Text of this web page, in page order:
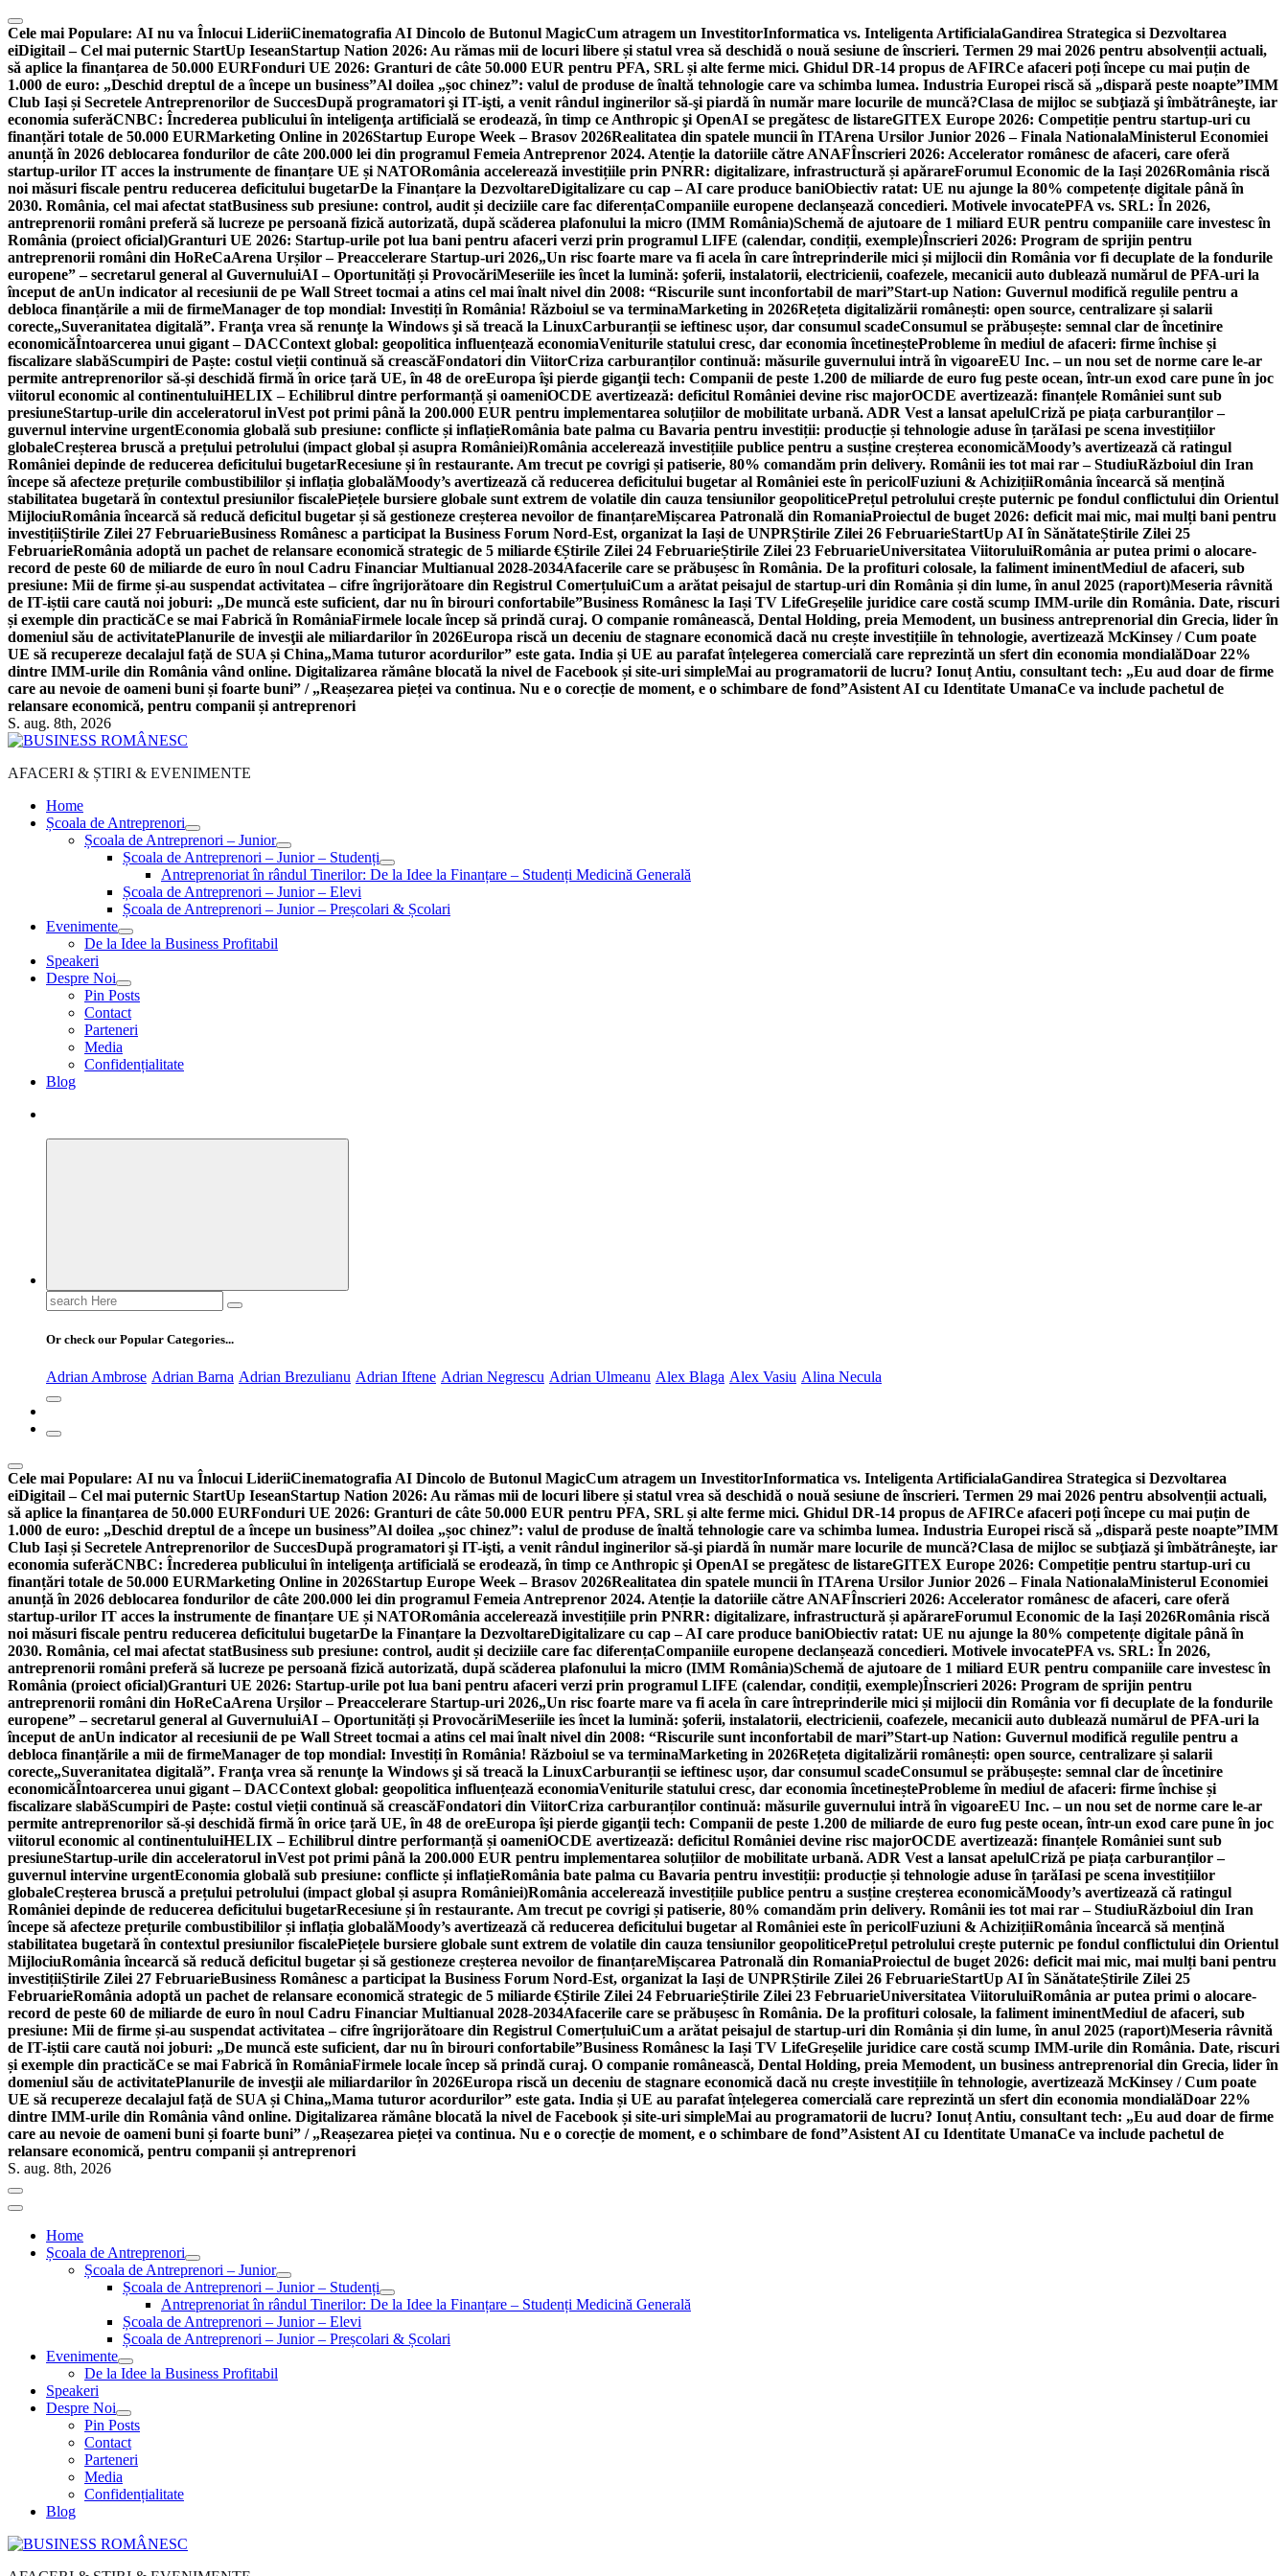
Skip
to
content
Cele mai Populare: AI nu va Înlocui LideriiCinematografia AI Dincolo de Butonul MagicCum atragem un InvestitorInformatica vs. Inteligenta ArtificialaGandirea Strategica si Dezvoltarea
eiDigitail – Cel mai puternic StartUp IeseanStartup Nation 2026: Au rămas mii de locuri libere și statul vrea să deschidă o nouă sesiune de înscrieri. Termen 29 mai 2026 pentru absolvenții actuali,
să aplice la finanțarea de 50.000 EURFonduri UE 2026: Granturi de câte 50.000 EUR pentru PFA, SRL și alte ferme mici. Ghidul DR-14 propus de AFIRCe afaceri poți începe cu mai puțin de
1.000 de euro: „Deschid dreptul de a începe un business”Al doilea „șoc chinez”: valul de produse de înaltă tehnologie care va schimba lumea. Industria Europei riscă să „dispară peste noapte”IMM
Club Iași și Secretele Antreprenorilor de SuccesDupă programatori şi IT-işti, a venit rândul inginerilor să-şi piardă în număr mare locurile de muncă?Clasa de mijloc se subţiază şi îmbătrâneşte, iar
economia suferăCNBC: Încrederea publicului în inteligenţa artificială se erodează, în timp ce Anthropic şi OpenAI se pregătesc de listareGITEX Europe 2026: Competiție pentru startup-uri cu
finanțări totale de 50.000 EURMarketing Online in 2026Startup Europe Week – Brasov 2026Realitatea din spatele muncii în ITArena Ursilor Junior 2026 – Finala NationalaMinisterul Economiei
anunță în 2026 deblocarea fondurilor de câte 200.000 lei din programul Femeia Antreprenor 2024. Atenție la datoriile către ANAFÎnscrieri 2026: Accelerator românesc de afaceri, care oferă
startup-urilor IT acces la instrumente de finanțare UE și NATORomânia accelerează investițiile prin PNRR: digitalizare, infrastructură și apărareForumul Economic de la Iași 2026România riscă
noi măsuri fiscale pentru reducerea deficitului bugetarDe la Finanțare la DezvoltareDigitalizare cu cap – AI care produce baniObiectiv ratat: UE nu ajunge la 80% competențe digitale până în
2030. România, cel mai afectat statBusiness sub presiune: control, audit și deciziile care fac diferențaCompaniile europene declanșează concedieri. Motivele invocatePFA vs. SRL: În 2026,
antreprenorii români preferă să lucreze pe persoană fizică autorizată, după scăderea plafonului la micro (IMM România)Schemă de ajutoare de 1 miliard EUR pentru companiile care investesc în
România (proiect oficial)Granturi UE 2026: Startup-urile pot lua bani pentru afaceri verzi prin programul LIFE (calendar, condiții, exemple)Înscrieri 2026: Program de sprijin pentru
antreprenorii români din HoReCaArena Urșilor – Preaccelerare Startup-uri 2026„Un risc foarte mare va fi acela în care întreprinderile mici și mijlocii din România vor fi decuplate de la fondurile
europene” – secretarul general al GuvernuluiAI – Oportunități și ProvocăriMeseriile ies încet la lumină: şoferii, instalatorii, electricienii, coafezele, mecanicii auto dublează numărul de PFA-uri la
început de anUn indicator al recesiunii de pe Wall Street tocmai a atins cel mai înalt nivel din 2008: “Riscurile sunt inconfortabil de mari”Start-up Nation: Guvernul modifică regulile pentru a
debloca finanțările a mii de firmeManager de top mondial: Investiți în România! Războiul se va terminaMarketing in 2026Rețeta digitalizării românești: open source, centralizare și salarii
corecte„Suveranitatea digitală”. Franţa vrea să renunţe la Windows şi să treacă la LinuxCarburanții se ieftinesc ușor, dar consumul scadeConsumul se prăbușește: semnal clar de încetinire
economicăÎntoarcerea unui gigant – DACContext global: geopolitica influențează economiaVeniturile statului cresc, dar economia încetineșteProbleme în mediul de afaceri: firme închise și
fiscalizare slabăScumpiri de Paște: costul vieții continuă să creascăFondatori din ViitorCriza carburanților continuă: măsurile guvernului intră în vigoareEU Inc. – un nou set de norme care le-ar
permite antreprenorilor să-și deschidă firmă în orice țară UE, în 48 de oreEuropa îşi pierde giganţii tech: Companii de peste 1.200 de miliarde de euro fug peste ocean, într-un exod care pune în joc
viitorul economic al continentuluiHELIX – Echilibrul dintre performanță și oameniOCDE avertizează: deficitul României devine risc majorOCDE avertizează: finanțele României sunt sub
presiuneStartup-urile din acceleratorul inVest pot primi până la 200.000 EUR pentru implementarea soluțiilor de mobilitate urbană. ADR Vest a lansat apelulCriză pe piața carburanților –
guvernul intervine urgentEconomia globală sub presiune: conflicte și inflațieRomânia bate palma cu Bavaria pentru investiții: producție și tehnologie aduse în țarăIasi pe scena investițiilor
globaleCreșterea bruscă a prețului petrolului (impact global și asupra României)România accelerează investițiile publice pentru a susține creșterea economicăMoody’s avertizează că ratingul
României depinde de reducerea deficitului bugetarRecesiune și în restaurante. Am trecut pe covrigi și patiserie, 80% comandăm prin delivery. Românii ies tot mai rar – StudiuRăzboiul din Iran
începe să afecteze prețurile combustibililor și inflația globalăMoody’s avertizează că reducerea deficitului bugetar al României este în pericolFuziuni & AchizițiiRomânia încearcă să mențină
stabilitatea bugetară în contextul presiunilor fiscalePiețele bursiere globale sunt extrem de volatile din cauza tensiunilor geopoliticePrețul petrolului crește puternic pe fondul conflictului din Orientul
MijlociuRomânia încearcă să reducă deficitul bugetar și să gestioneze creșterea nevoilor de finanțareMișcarea Patronală din RomaniaProiectul de buget 2026: deficit mai mic, mai mulți bani pentru
investițiiȘtirile Zilei 27 FebruarieBusiness Românesc a participat la Business Forum Nord-Est, organizat la Iași de UNPRȘtirile Zilei 26 FebruarieStartUp AI în SănătateȘtirile Zilei 25
FebruarieRomânia adoptă un pachet de relansare economică strategic de 5 miliarde €Știrile Zilei 24 FebruarieȘtirile Zilei 23 FebruarieUniversitatea ViitoruluiRomânia ar putea primi o alocare-
record de peste 60 de miliarde de euro în noul Cadru Financiar Multianual 2028-2034Afacerile care se prăbușesc în România. De la profituri colosale, la faliment iminentMediul de afaceri, sub
presiune: Mii de firme și-au suspendat activitatea – cifre îngrijorătoare din Registrul ComerțuluiCum a arătat peisajul de startup-uri din România și din lume, în anul 2025 (raport)Meseria râvnită
de IT-iștii care caută noi joburi: „De muncă este suficient, dar nu în birouri confortabile”Business Românesc la Iași TV LifeGreșelile juridice care costă scump IMM-urile din România. Date, riscuri
și exemple din practicăCe se mai Fabrică în RomâniaFirmele locale încep să prindă curaj. O companie românească, Dental Holding, preia Memodent, un business antreprenorial din Grecia, lider în
domeniul său de activitatePlanurile de invesţii ale miliardarilor în 2026Europa riscă un deceniu de stagnare economică dacă nu crește investițiile în tehnologie, avertizează McKinsey / Cum poate
UE să recupereze decalajul față de SUA și China„Mama tuturor acordurilor” este gata. India și UE au parafat înțelegerea comercială care reprezintă un sfert din economia mondialăDoar 22%
dintre IMM-urile din România vând online. Digitalizarea rămâne blocată la nivel de Facebook și site-uri simpleMai au programatorii de lucru? Ionuț Antiu, consultant tech: „Eu aud doar de firme
care au nevoie de oameni buni și foarte buni” / „Reașezarea pieței va continua. Nu e o corecție de moment, e o schimbare de fond”Asistent AI cu Identitate UmanaCe va include pachetul de
relansare economică, pentru companii și antreprenori
S. aug. 8th, 2026
AFACERI & ȘTIRI & EVENIMENTE
Home
Școala de Antreprenori
Școala de Antreprenori – Junior
Școala de Antreprenori – Junior – Studenți
Antreprenoriat în rândul Tinerilor: De la Idee la Finanțare – Studenți Medicină Generală
Școala de Antreprenori – Junior – Elevi
Școala de Antreprenori – Junior – Preșcolari & Școlari
Evenimente
De la Idee la Business Profitabil
Speakeri
Despre Noi
Pin Posts
Contact
Parteneri
Media
Confidențialitate
Blog
Search
for:
Or check our Popular Categories...
Adrian Ambrose Adrian Barna Adrian Brezulianu Adrian Iftene Adrian Negrescu Adrian Ulmeanu Alex Blaga Alex Vasiu Alina Necula
Cele mai Populare: AI nu va Înlocui LideriiCinematografia AI Dincolo de Butonul MagicCum atragem un InvestitorInformatica vs. Inteligenta ArtificialaGandirea Strategica si Dezvoltarea
eiDigitail – Cel mai puternic StartUp IeseanStartup Nation 2026: Au rămas mii de locuri libere și statul vrea să deschidă o nouă sesiune de înscrieri. Termen 29 mai 2026 pentru absolvenții actuali,
să aplice la finanțarea de 50.000 EURFonduri UE 2026: Granturi de câte 50.000 EUR pentru PFA, SRL și alte ferme mici. Ghidul DR-14 propus de AFIRCe afaceri poți începe cu mai puțin de
1.000 de euro: „Deschid dreptul de a începe un business”Al doilea „șoc chinez”: valul de produse de înaltă tehnologie care va schimba lumea. Industria Europei riscă să „dispară peste noapte”IMM
Club Iași și Secretele Antreprenorilor de SuccesDupă programatori şi IT-işti, a venit rândul inginerilor să-şi piardă în număr mare locurile de muncă?Clasa de mijloc se subţiază şi îmbătrâneşte, iar
economia suferăCNBC: Încrederea publicului în inteligenţa artificială se erodează, în timp ce Anthropic şi OpenAI se pregătesc de listareGITEX Europe 2026: Competiție pentru startup-uri cu
finanțări totale de 50.000 EURMarketing Online in 2026Startup Europe Week – Brasov 2026Realitatea din spatele muncii în ITArena Ursilor Junior 2026 – Finala NationalaMinisterul Economiei
anunță în 2026 deblocarea fondurilor de câte 200.000 lei din programul Femeia Antreprenor 2024. Atenție la datoriile către ANAFÎnscrieri 2026: Accelerator românesc de afaceri, care oferă
startup-urilor IT acces la instrumente de finanțare UE și NATORomânia accelerează investițiile prin PNRR: digitalizare, infrastructură și apărareForumul Economic de la Iași 2026România riscă
noi măsuri fiscale pentru reducerea deficitului bugetarDe la Finanțare la DezvoltareDigitalizare cu cap – AI care produce baniObiectiv ratat: UE nu ajunge la 80% competențe digitale până în
2030. România, cel mai afectat statBusiness sub presiune: control, audit și deciziile care fac diferențaCompaniile europene declanșează concedieri. Motivele invocatePFA vs. SRL: În 2026,
antreprenorii români preferă să lucreze pe persoană fizică autorizată, după scăderea plafonului la micro (IMM România)Schemă de ajutoare de 1 miliard EUR pentru companiile care investesc în
România (proiect oficial)Granturi UE 2026: Startup-urile pot lua bani pentru afaceri verzi prin programul LIFE (calendar, condiții, exemple)Înscrieri 2026: Program de sprijin pentru
antreprenorii români din HoReCaArena Urșilor – Preaccelerare Startup-uri 2026„Un risc foarte mare va fi acela în care întreprinderile mici și mijlocii din România vor fi decuplate de la fondurile
europene” – secretarul general al GuvernuluiAI – Oportunități și ProvocăriMeseriile ies încet la lumină: şoferii, instalatorii, electricienii, coafezele, mecanicii auto dublează numărul de PFA-uri la
început de anUn indicator al recesiunii de pe Wall Street tocmai a atins cel mai înalt nivel din 2008: “Riscurile sunt inconfortabil de mari”Start-up Nation: Guvernul modifică regulile pentru a
debloca finanțările a mii de firmeManager de top mondial: Investiți în România! Războiul se va terminaMarketing in 2026Rețeta digitalizării românești: open source, centralizare și salarii
corecte„Suveranitatea digitală”. Franţa vrea să renunţe la Windows şi să treacă la LinuxCarburanții se ieftinesc ușor, dar consumul scadeConsumul se prăbușește: semnal clar de încetinire
economicăÎntoarcerea unui gigant – DACContext global: geopolitica influențează economiaVeniturile statului cresc, dar economia încetineșteProbleme în mediul de afaceri: firme închise și
fiscalizare slabăScumpiri de Paște: costul vieții continuă să creascăFondatori din ViitorCriza carburanților continuă: măsurile guvernului intră în vigoareEU Inc. – un nou set de norme care le-ar
permite antreprenorilor să-și deschidă firmă în orice țară UE, în 48 de oreEuropa îşi pierde giganţii tech: Companii de peste 1.200 de miliarde de euro fug peste ocean, într-un exod care pune în joc
viitorul economic al continentuluiHELIX – Echilibrul dintre performanță și oameniOCDE avertizează: deficitul României devine risc majorOCDE avertizează: finanțele României sunt sub
presiuneStartup-urile din acceleratorul inVest pot primi până la 200.000 EUR pentru implementarea soluțiilor de mobilitate urbană. ADR Vest a lansat apelulCriză pe piața carburanților –
guvernul intervine urgentEconomia globală sub presiune: conflicte și inflațieRomânia bate palma cu Bavaria pentru investiții: producție și tehnologie aduse în țarăIasi pe scena investițiilor
globaleCreșterea bruscă a prețului petrolului (impact global și asupra României)România accelerează investițiile publice pentru a susține creșterea economicăMoody’s avertizează că ratingul
României depinde de reducerea deficitului bugetarRecesiune și în restaurante. Am trecut pe covrigi și patiserie, 80% comandăm prin delivery. Românii ies tot mai rar – StudiuRăzboiul din Iran
începe să afecteze prețurile combustibililor și inflația globalăMoody’s avertizează că reducerea deficitului bugetar al României este în pericolFuziuni & AchizițiiRomânia încearcă să mențină
stabilitatea bugetară în contextul presiunilor fiscalePiețele bursiere globale sunt extrem de volatile din cauza tensiunilor geopoliticePrețul petrolului crește puternic pe fondul conflictului din Orientul
MijlociuRomânia încearcă să reducă deficitul bugetar și să gestioneze creșterea nevoilor de finanțareMișcarea Patronală din RomaniaProiectul de buget 2026: deficit mai mic, mai mulți bani pentru
investițiiȘtirile Zilei 27 FebruarieBusiness Românesc a participat la Business Forum Nord-Est, organizat la Iași de UNPRȘtirile Zilei 26 FebruarieStartUp AI în SănătateȘtirile Zilei 25
FebruarieRomânia adoptă un pachet de relansare economică strategic de 5 miliarde €Știrile Zilei 24 FebruarieȘtirile Zilei 23 FebruarieUniversitatea ViitoruluiRomânia ar putea primi o alocare-
record de peste 60 de miliarde de euro în noul Cadru Financiar Multianual 2028-2034Afacerile care se prăbușesc în România. De la profituri colosale, la faliment iminentMediul de afaceri, sub
presiune: Mii de firme și-au suspendat activitatea – cifre îngrijorătoare din Registrul ComerțuluiCum a arătat peisajul de startup-uri din România și din lume, în anul 2025 (raport)Meseria râvnită
de IT-iștii care caută noi joburi: „De muncă este suficient, dar nu în birouri confortabile”Business Românesc la Iași TV LifeGreșelile juridice care costă scump IMM-urile din România. Date, riscuri
și exemple din practicăCe se mai Fabrică în RomâniaFirmele locale încep să prindă curaj. O companie românească, Dental Holding, preia Memodent, un business antreprenorial din Grecia, lider în
domeniul său de activitatePlanurile de invesţii ale miliardarilor în 2026Europa riscă un deceniu de stagnare economică dacă nu crește investițiile în tehnologie, avertizează McKinsey / Cum poate
UE să recupereze decalajul față de SUA și China„Mama tuturor acordurilor” este gata. India și UE au parafat înțelegerea comercială care reprezintă un sfert din economia mondialăDoar 22%
dintre IMM-urile din România vând online. Digitalizarea rămâne blocată la nivel de Facebook și site-uri simpleMai au programatorii de lucru? Ionuț Antiu, consultant tech: „Eu aud doar de firme
care au nevoie de oameni buni și foarte buni” / „Reașezarea pieței va continua. Nu e o corecție de moment, e o schimbare de fond”Asistent AI cu Identitate UmanaCe va include pachetul de
relansare economică, pentru companii și antreprenori
S. aug. 8th, 2026
Home
Școala de Antreprenori
Școala de Antreprenori – Junior
Școala de Antreprenori – Junior – Studenți
Antreprenoriat în rândul Tinerilor: De la Idee la Finanțare – Studenți Medicină Generală
Școala de Antreprenori – Junior – Elevi
Școala de Antreprenori – Junior – Preșcolari & Școlari
Evenimente
De la Idee la Business Profitabil
Speakeri
Despre Noi
Pin Posts
Contact
Parteneri
Media
Confidențialitate
Blog